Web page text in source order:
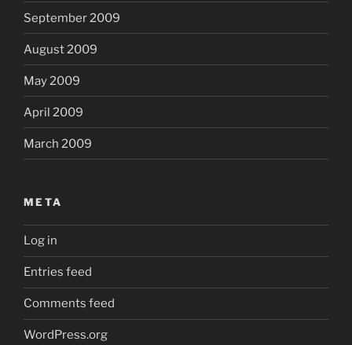
September 2009
August 2009
May 2009
April 2009
March 2009
META
Log in
Entries feed
Comments feed
WordPress.org